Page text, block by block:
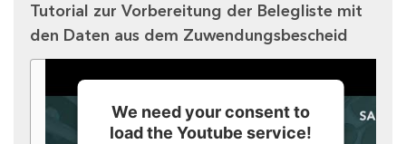
Tutorial zur Vorbereitung der Belegliste mit
den Daten aus dem Zuwendungsbescheid
We need your consent to
load the Youtube service!